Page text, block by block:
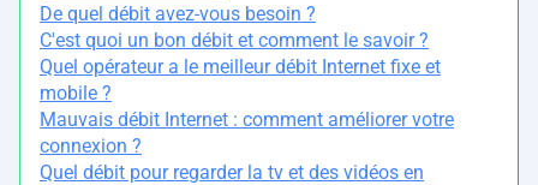
De quel débit avez-vous besoin ?
C'est quoi un bon débit et comment le savoir ?
Quel opérateur a le meilleur débit Internet fixe et
mobile ?
Mauvais débit Internet : comment améliorer votre
connexion ?
Quel débit pour regarder la tv et des vidéos en